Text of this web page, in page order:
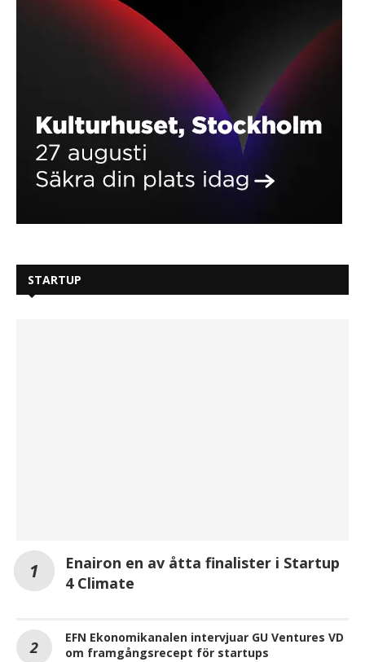
STARTUP
Enairon en av åtta finalister i Startup
4 Climate
EFN Ekonomikanalen intervjuar GU Ventures VD
om framgångsrecept för startups